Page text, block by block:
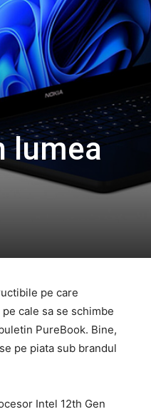
lumea
pe care
cale sa se schimbe
PureBook. Bine,
pe piata sub brandul
Intel 12th Gen